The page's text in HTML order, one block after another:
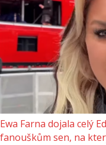
Ewa Farna dojala celý
fanouškům sen, na